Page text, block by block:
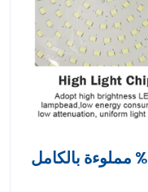
تقنية مقاومة للماء بنسبة 100% مملوءة بالكامل